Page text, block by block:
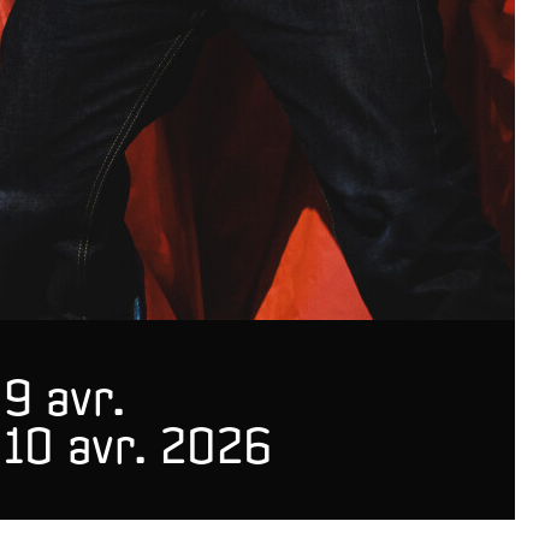
9 avr.
10 avr. 2026